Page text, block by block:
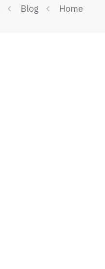
Home
Blog